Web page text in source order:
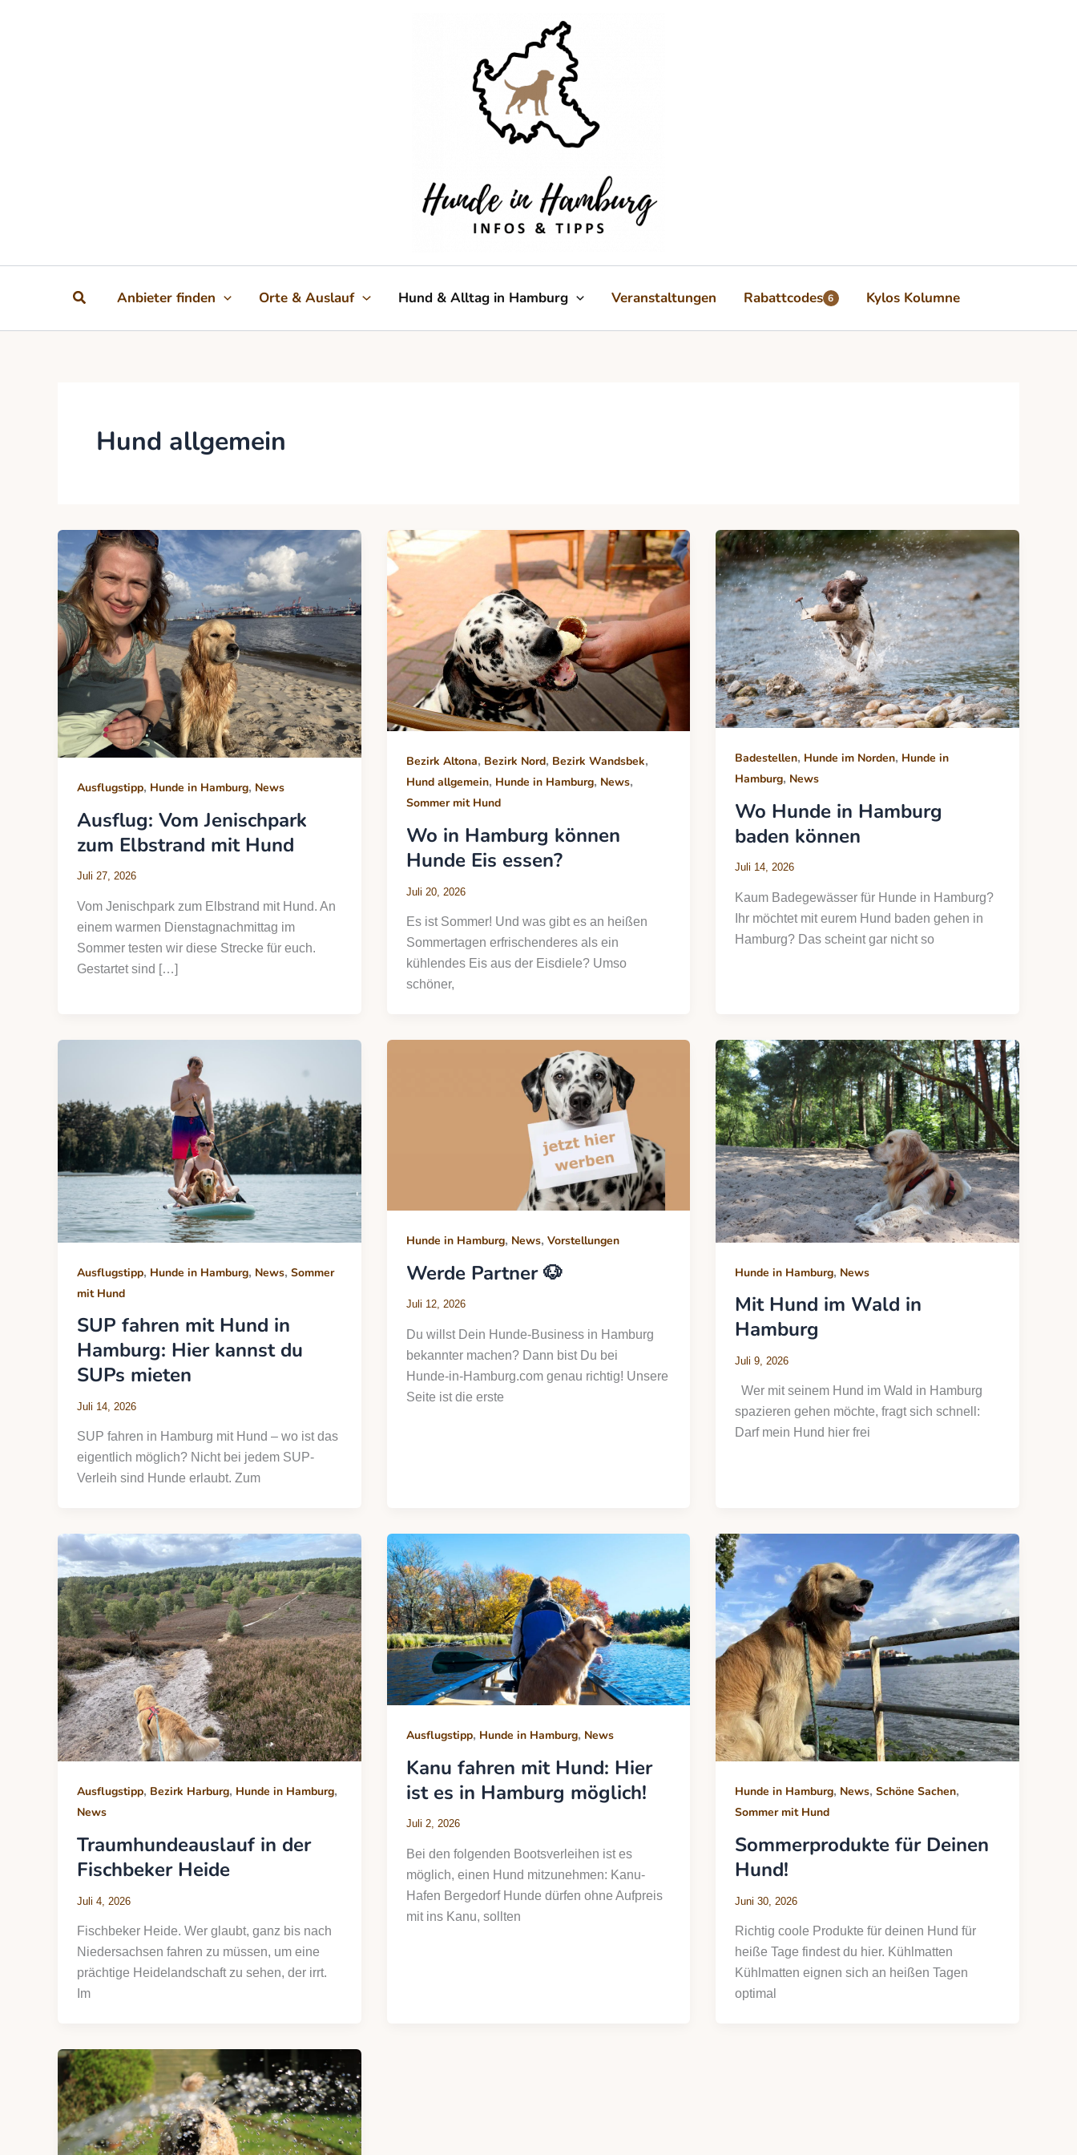
SuchenAnbieter finden Orte & Auslauf Hund & Alltag in Hamburg Veranstaltungen Rabattcodes 6 Kylos Kolumne
Hund allgemein
Ausflugstipp, Hunde in Hamburg, News
Ausflug: Vom Jenischpark
zum Elbstrand mit Hund
Juli 27, 2026
Vom Jenischpark zum Elbstrand mit Hund. An
einem warmen Dienstagnachmittag im
Sommer testen wir diese Strecke für euch.
Gestartet sind […]
Bezirk Altona, Bezirk Nord, Bezirk Wandsbek,
Hund allgemein, Hunde in Hamburg, News,
Sommer mit Hund
Wo in Hamburg können
Hunde Eis essen?
Juli 20, 2026
Es ist Sommer! Und was gibt es an heißen
Sommertagen erfrischenderes als ein
kühlendes Eis aus der Eisdiele? Umso
schöner,
Badestellen, Hunde im Norden, Hunde in
Hamburg, News
Wo Hunde in Hamburg
baden können
Juli 14, 2026
Kaum Badegewässer für Hunde in Hamburg?
Ihr möchtet mit eurem Hund baden gehen in
Hamburg? Das scheint gar nicht so
Ausflugstipp, Hunde in Hamburg, News, Sommer
mit Hund
SUP fahren mit Hund in
Hamburg: Hier kannst du
SUPs mieten
Juli 14, 2026
SUP fahren in Hamburg mit Hund – wo ist das
eigentlich möglich? Nicht bei jedem SUP-
Verleih sind Hunde erlaubt. Zum
Hunde in Hamburg, News, Vorstellungen
Werde Partner 🐶
Juli 12, 2026
Du willst Dein Hunde‑Business in Hamburg
bekannter machen? Dann bist Du bei
Hunde‑in‑Hamburg.com genau richtig! Unsere
Seite ist die erste
Hunde in Hamburg, News
Mit Hund im Wald in
Hamburg
Juli 9, 2026
Wer mit seinem Hund im Wald in Hamburg
spazieren gehen möchte, fragt sich schnell:
Darf mein Hund hier frei
Ausflugstipp, Bezirk Harburg, Hunde in Hamburg,
News
Traumhundeauslauf in der
Fischbeker Heide
Juli 4, 2026
Fischbeker Heide. Wer glaubt, ganz bis nach
Niedersachsen fahren zu müssen, um eine
prächtige Heidelandschaft zu sehen, der irrt.
Im
Ausflugstipp, Hunde in Hamburg, News
Kanu fahren mit Hund: Hier
ist es in Hamburg möglich!
Juli 2, 2026
Bei den folgenden Bootsverleihen ist es
möglich, einen Hund mitzunehmen: Kanu-
Hafen Bergedorf Hunde dürfen ohne Aufpreis
mit ins Kanu, sollten
Hunde in Hamburg, News,Schöne Sachen,
Sommer mit Hund
Sommerprodukte für Deinen
Hund!
Juni 30, 2026
Richtig coole Produkte für deinen Hund für
heiße Tage findest du hier. Kühlmatten
Kühlmatten eignen sich an heißen Tagen
optimal